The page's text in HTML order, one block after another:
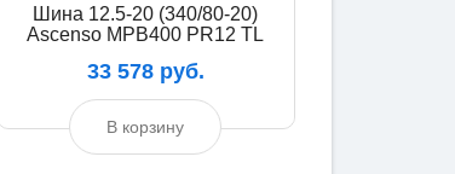
Шина 12.5-20 (340/80-20)
Ascenso MPB400 PR12 TL
33 578 руб.
В корзину